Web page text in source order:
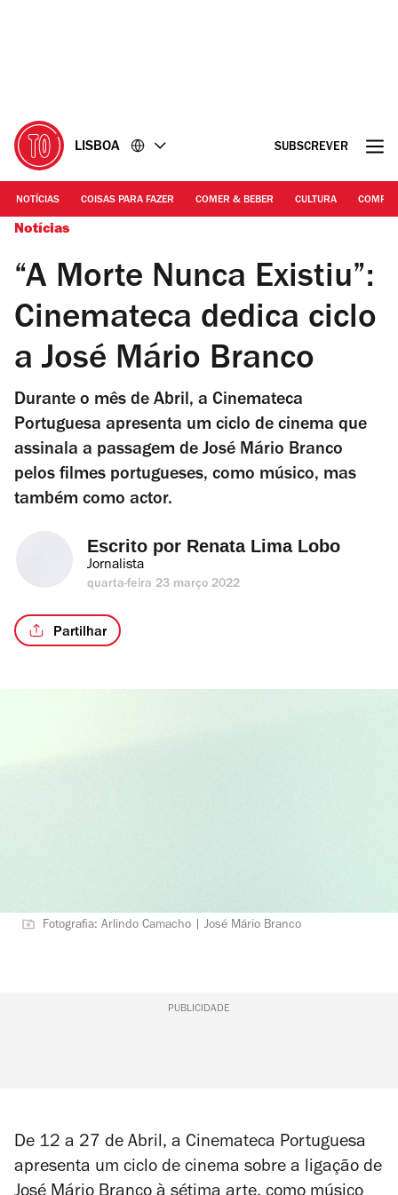
LISBOA SUBSCREVER
NOTÍCIAS COISAS PARA FAZER COMER & BEBER CULTURA
Notícias
“A Morte Nunca Existiu”:
Cinemateca dedica ciclo
a José Mário Branco
Durante o mês de Abril, a Cinemateca
Portuguesa apresenta um ciclo de cinema que
assinala a passagem de José Mário Branco
pelos filmes portugueses, como músico, mas
também como actor.
Escrito por Renata Lima Lobo
Jornalista
quarta-feira 23 março 2022
Partilhar
Fotografia: Arlindo Camacho | José Mário Branco
PUBLICIDADE
De 12 a 27 de Abril, a Cinemateca Portuguesa
apresenta um ciclo de cinema sobre a ligação de